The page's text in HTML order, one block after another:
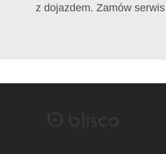
z dojazdem. Zamów serwis